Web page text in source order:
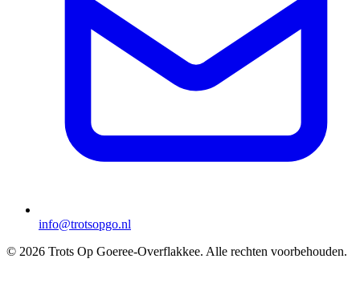
info@trotsopgo.nl
© 2026 Trots Op Goeree-Overflakkee. Alle rechten voorbehouden.